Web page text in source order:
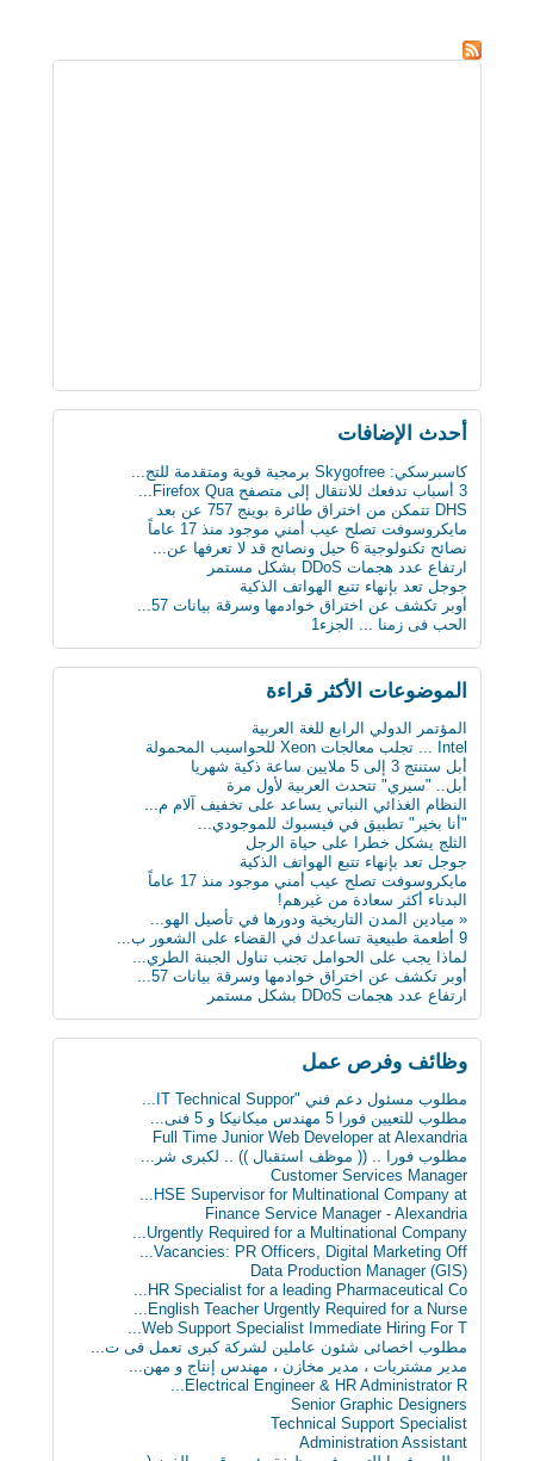
أحدث اﻹضافات
كاسبرسكي: Skygofree برمجية قوية ومتقدمة للتج...
3 أسباب تدفعك للانتقال إلى متصفح Firefox Qua...
DHS تتمكن من اختراق طائرة بوينج 757 عن بعد
مايكروسوفت تصلح عيب أمني موجود منذ 17 عاماً
نصائح تكنولوجية 6 حيل ونصائح قد لا تعرفها عن...
ارتفاع عدد هجمات DDoS بشكل مستمر
جوجل تعد بإنهاء تتبع الهواتف الذكية
أوبر تكشف عن اختراق خوادمها وسرقة بيانات 57...
الحب فى زمنا ... الجزء1
بعد 3 عقود عدد الروبوتات سيفوق تعداد البشر بن...
أول ساعة ذكية للمكفوفين.. تحسس الرسائل على ال...
كيف تعطّل تحديث فيس بوك الذي أزعج الجميع؟
دراسة : كيلو عسل النحل يمنح طاقة تعادل 3 آلاف...
سن الأربعين لم يعد يمثل عائقا للزواج والإنجاب...
ثورة في عالم الطب: حبوب مبتكرة تنقل البيانات...
علماء يابانيون يكشفون الرابط بين قلة النوم وا...
دماغك قد يقتلك بسبب السكر
8 حيل ذكية تجعل حياتك أسهل
« ميادين المدن التاريخية ودورها في تأصيل الهو...
ابتكار طبي يستخدم سائلا غير الدم لقياس مستوى...
دراسة: المأكولات البحرية تطيل العمر
البدناء أكثر سعادة من غيرهم!
كاسبرسكي: Skygofree برمجية قوية ومتقدمة للتج...
الموضوعات اﻷكثر قراءة
المؤتمر الدولي الرابع للغة العربية
Intel ... تجلب معالجات Xeon للحواسيب المحمولة
أبل ستنتج 3 إلى 5 ملايين ساعة ذكية شهريا
أبل.. "سيري" تتحدث العربية لأول مرة
النظام الغذائي النباتي يساعد على تخفيف آلام م...
"أنا بخير" تطبيق في فيسبوك للموجودي...
الثلج يشكل خطرا على حياة الرجل
جوجل تعد بإنهاء تتبع الهواتف الذكية
مايكروسوفت تصلح عيب أمني موجود منذ 17 عاماً
البدناء أكثر سعادة من غيرهم!
« ميادين المدن التاريخية ودورها في تأصيل الهو...
9 أطعمة طبيعية تساعدك في القضاء على الشعور ب...
لماذا يجب على الحوامل تجنب تناول الجبنة الطري...
أوبر تكشف عن اختراق خوادمها وسرقة بيانات 57...
ارتفاع عدد هجمات DDoS بشكل مستمر
وظائف وفرص عمل
مطلوب مسئول دعم فني "IT Technical Suppor...
مطلوب للتعيين فورا 5 مهندس ميكانيكا و 5 فنى...
Full Time Junior Web Developer at Alexandria
مطلوب‬ فورا .. (( موظف استقبال )) .. لكبرى شر...
Customer Services Manager
HSE Supervisor for Multinational Company at...
Finance Service Manager - Alexandria
Urgently Required for a Multinational Company...
Vacancies: PR Officers, Digital Marketing Off...
Data Production Manager (GIS)
HR Specialist for a leading Pharmaceutical Co...
English Teacher Urgently Required for a Nurse...
Web Support Specialist Immediate Hiring For T...
مطلوب اخصائى شئون عاملين لشركة كبرى تعمل فى ت...
مدير مشتريات ، مدير مخازن ، مهندس إنتاج و مهن...
Electrical Engineer & HR Administrator R...
Senior Graphic Designers
Technical Support Specialist
Administration Assistant